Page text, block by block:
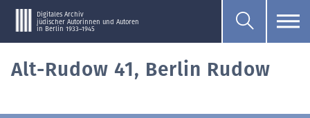
Digitales Archiv
jüdischer Autorinnen und Autoren
in Berlin 1933–1945
Alt-Rudow 41, Berlin Rudow